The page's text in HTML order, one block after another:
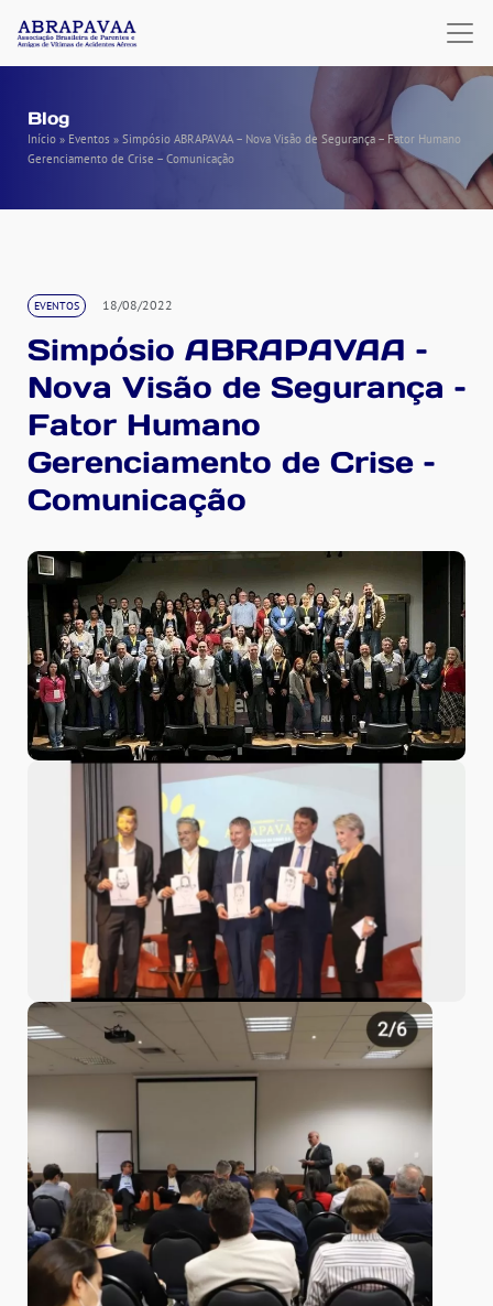
Blog
Início » Eventos » Simpósio ABRAPAVAA – Nova Visão de Segurança – Fator Humano
Gerenciamento de Crise – Comunicação
EVENTOS 18/08/2022
Simpósio ABRAPAVAA –
Nova Visão de Segurança –
Fator Humano
Gerenciamento de Crise –
Comunicação